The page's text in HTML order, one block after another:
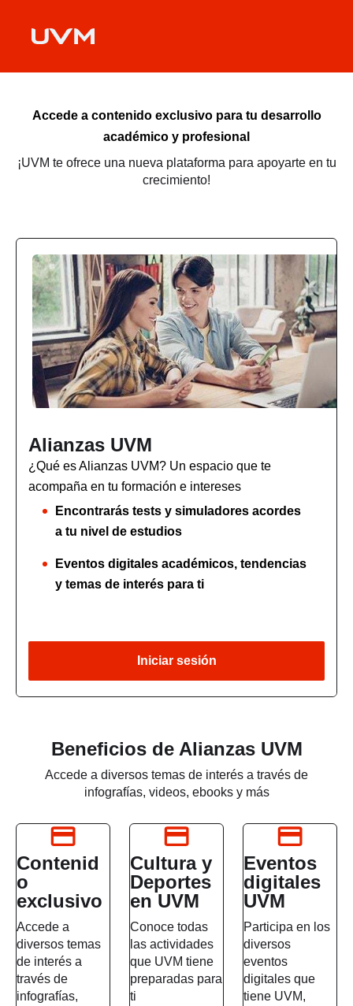
Accede a contenido exclusivo para tu desarrollo
académico y profesional
¡UVM te ofrece una nueva plataforma para apoyarte en tu
crecimiento!
Alianzas UVM
¿Qué es Alianzas UVM? Un espacio que te
acompaña en tu formación e intereses
Encontrarás tests y simuladores acordes
a tu nivel de estudios
Eventos digitales académicos, tendencias
y temas de interés para ti
Iniciar sesión
Beneficios de Alianzas UVM
Accede a diversos temas de interés a través de
infografías, videos, ebooks y más
Contenid
o
exclusivo
Accede a
diversos temas
de interés a
través de
infografías,
Cultura y
Deportes
en UVM
Conoce todas
las actividades
que UVM tiene
preparadas para
ti
Eventos
digitales
UVM
Participa en los
diversos
eventos
digitales que
tiene UVM,